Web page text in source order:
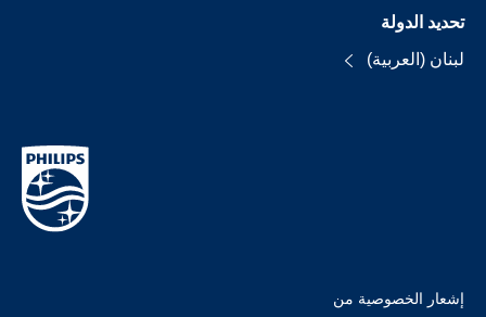
تحديد الدولة
لبنان (العربية)
إشعار الخصوصية من